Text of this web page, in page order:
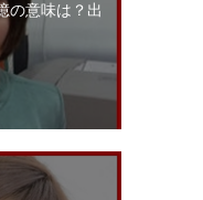
の意味は？出